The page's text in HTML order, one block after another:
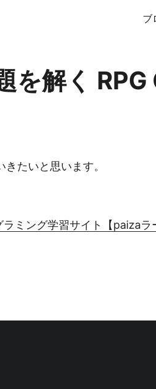
ブ
を解く RPG
たいと思います。
ミング学習サイト【paizaラ